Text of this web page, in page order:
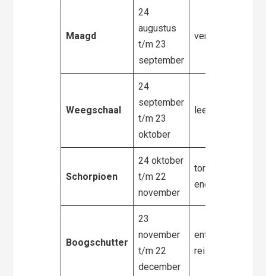
Maagd
24
augustus
t/m 23
september
verlegen en
Weegschaal
24
september
t/m 23
oktober
leergierig en
Schorpioen
24 oktober
t/m 22
november
tomeloze,
energie
Boogschutter
23
november
t/m 22
december
enthousiast,
reislustig